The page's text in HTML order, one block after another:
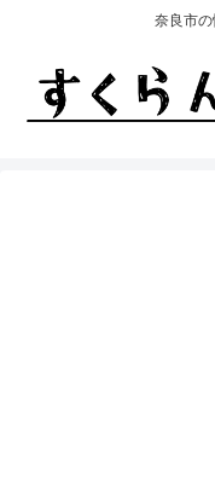
奈良市の